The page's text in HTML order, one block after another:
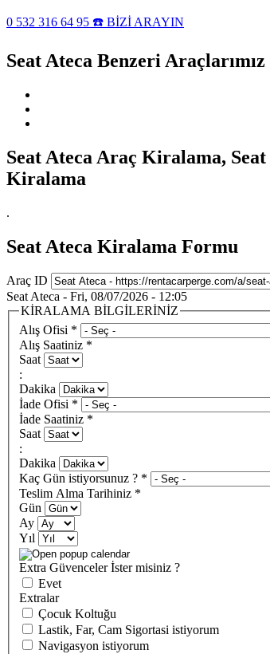
0 532 316 64 95 ☎️ BİZİ ARAYIN
Seat Ateca Benzeri Araçlarımız
Seat Ateca Araç Kiralama,
Kiralama
.
Seat Ateca Kiralama Formu
Araç ID
Seat Ateca - Fri, 08/07/2026 - 12:05
KİRALAMA BİLGİLERİNİZ
Alış Ofisi *
Alış Saatiniz *
Saat
:
Dakika
İade Ofisi *
İade Saatiniz *
Saat
:
Dakika
Kaç Gün istiyorsunuz ? *
Teslim Alma Tarihiniz *
Gün
Ay
Yıl
Extra Güvenceler İster misiniz ?
Evet
Extralar
Çocuk Koltuğu
Lastik, Far, Cam Sigortasi istiyorum
Navigasyon istiyorum